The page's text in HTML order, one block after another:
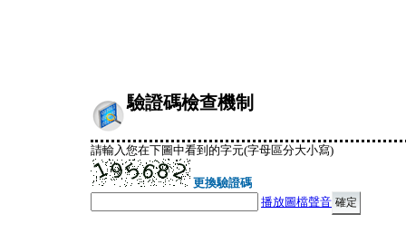
驗證碼檢查機制
請輸入您在下圖中看到的字元(字母區分大小寫)
更換驗證碼
播放圖檔聲音